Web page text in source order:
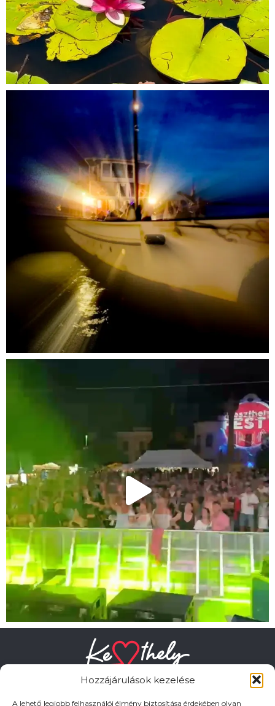
Hozzájárulások kezelése
A lehető legjobb felhasználói élmény biztosítása érdekében olyan